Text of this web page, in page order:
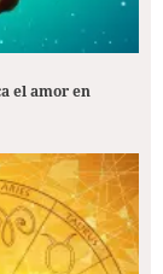
el amor en